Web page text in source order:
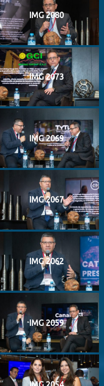
IMG 2080
IMG 2073
IMG 2069
IMG 2067
IMG 2062
IMG 2059